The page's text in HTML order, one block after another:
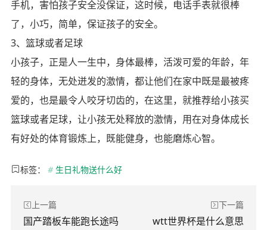
手机，害怕孩子安全没保证，这时候，电话手表就很棒
了，小巧，简单，保证孩子的安全。
3、篮球或者足球
小孩子，正是人一生中，身体最棒，活泼可爱的年龄，年
轻的身体，无处迸发的激情，都让他们在家中既是最被疼
爱的，也是最令人咬牙切齿的，在这里，就推荐给小孩买
篮球或者足球，让小孩无处释放的激情，用在对身体成长
有好处的体育锻炼上，既能健身，也能磨炼心智。
标签： # 生日礼物送什么好
上一篇
国产踏板车能跑长途吗
下一篇
wtt世界杯是什么意思